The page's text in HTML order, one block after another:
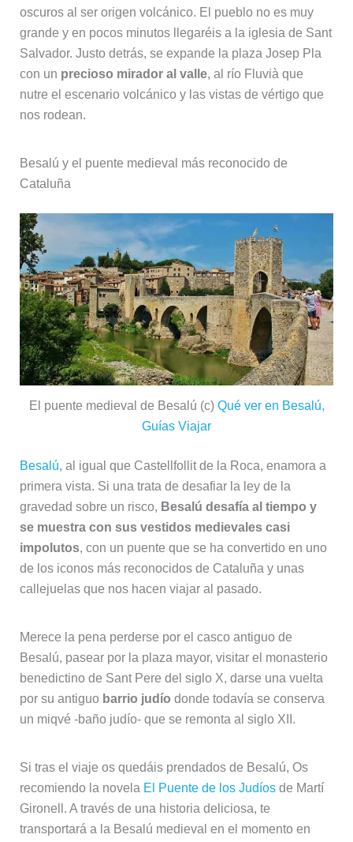
oscuros al ser origen volcánico. El pueblo no es muy
grande y en pocos minutos llegaréis a la iglesia de Sant
Salvador. Justo detrás, se expande la plaza Josep Pla
con un precioso mirador al valle, al río Fluvià que
nutre el escenario volcánico y las vistas de vértigo que
nos rodean.
Besalú y el puente medieval más reconocido de
Cataluña
El puente medieval de Besalú (c) Qué ver en Besalú,
Guías Viajar
Besalú, al igual que Castellfollit de la Roca, enamora a
primera vista. Si una trata de desafiar la ley de la
gravedad sobre un risco, Besalú desafía al tiempo y
se muestra con sus vestidos medievales casi
impolutos, con un puente que se ha convertido en uno
de los iconos más reconocidos de Cataluña y unas
callejuelas que nos hacen viajar al pasado.
Merece la pena perderse por el casco antiguo de
Besalú, pasear por la plaza mayor, visitar el monasterio
benedictino de Sant Pere del siglo X, darse una vuelta
por su antiguobarrio judío donde todavía se conserva
un miqvé -baño judío- que se remonta al siglo XII.
Si tras el viaje os quedáis prendados de Besalú, Os
recomiendo la novela El Puente de los Judíosde Martí
Gironell. A través de una historia deliciosa, te
transportará a la Besalú medieval en el momento en